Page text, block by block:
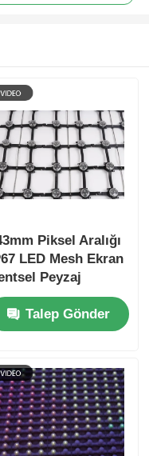
Piksel Aralığı
LED Mesh Ekran
Peyzaj
Projeler için
Hafif Dış Mekan
Ekran
Talep Gönder